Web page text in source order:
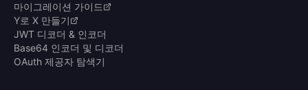
마이그레이션 가이드
Y로 X 만들기
JWT 디코더 & 인코더
Base64 인코더 및 디코더
OAuth 제공자 탐색기